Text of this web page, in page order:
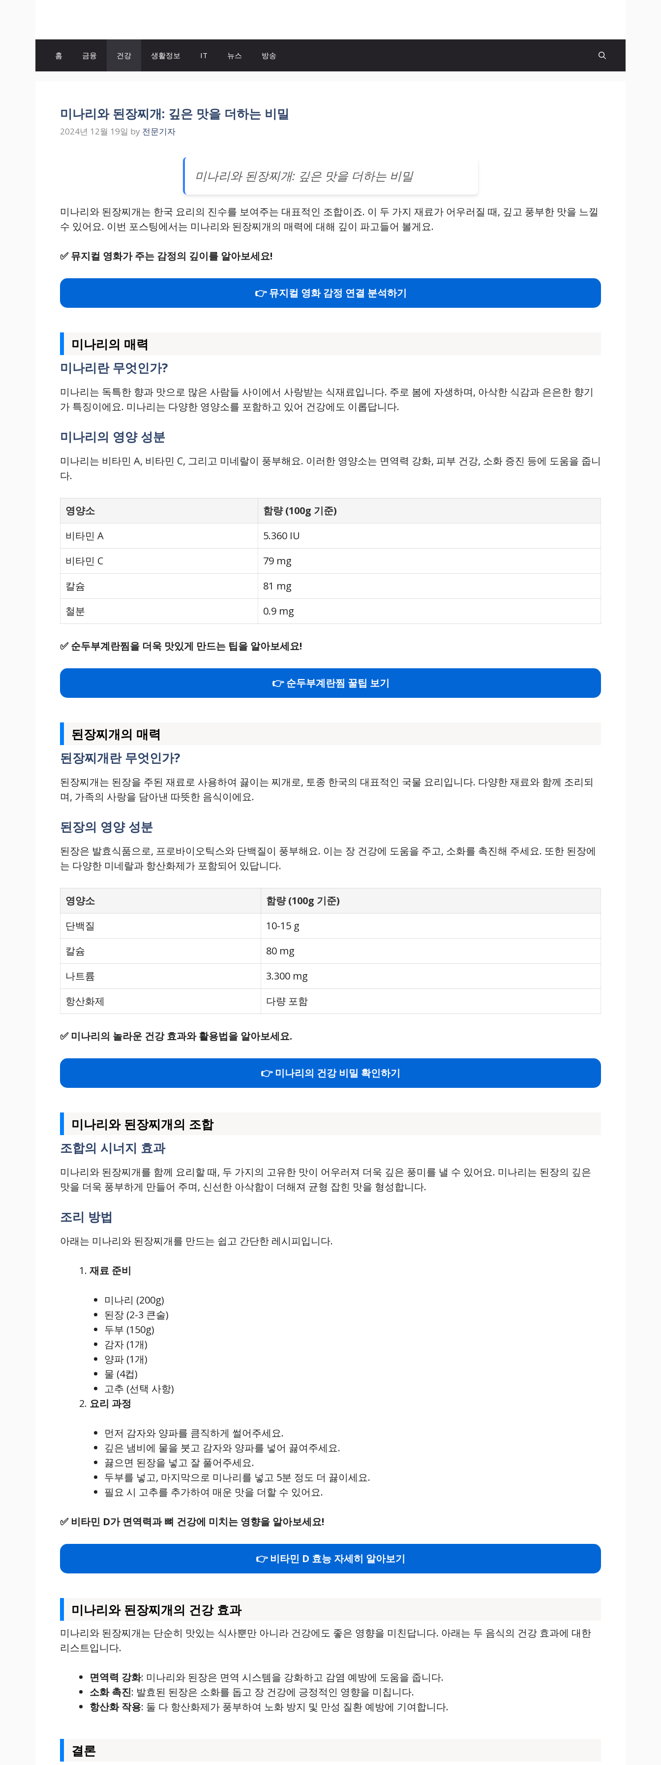
content
홈 금융 건강 생활정보 IT 뉴스 방송
미나리와 된장찌개: 깊은 맛을 더하는 비밀
2024년 12월 19일 by 전문기자
미나리와 된장찌개: 깊은 맛을 더하는 비밀
미나리와 된장찌개는 한국 요리의 진수를 보여주는 대표적인 조합이죠. 이 두 가지 재료가 어우러질 때, 깊고 풍부한 맛을 느낄
수 있어요. 이번 포스팅에서는 미나리와 된장찌개의 매력에 대해 깊이 파고들어 볼게요.
✅ 뮤지컬 영화가 주는 감정의 깊이를 알아보세요!
👉 뮤지컬 영화 감정 연결 분석하기
미나리의 매력
미나리란 무엇인가?
미나리는 독특한 향과 맛으로 많은 사람들 사이에서 사랑받는 식재료입니다. 주로 봄에 자생하며, 아삭한 식감과 은은한 향기
가 특징이에요. 미나리는 다양한 영양소를 포함하고 있어 건강에도 이롭답니다.
미나리의 영양 성분
미나리는 비타민 A, 비타민 C, 그리고 미네랄이 풍부해요. 이러한 영양소는 면역력 강화, 피부 건강, 소화 증진 등에 도움을 줍니
다.
영양소
함량 (100g 기준)
비타민 A
5.360 IU
비타민 C
79 mg
칼슘
81 mg
철분
0.9 mg
✅ 순두부계란찜을 더욱 맛있게 만드는 팁을 알아보세요!
👉 순두부계란찜 꿀팁 보기
된장찌개의 매력
된장찌개란 무엇인가?
된장찌개는 된장을 주된 재료로 사용하여 끓이는 찌개로, 토종 한국의 대표적인 국물 요리입니다. 다양한 재료와 함께 조리되
며, 가족의 사랑을 담아낸 따뜻한 음식이에요.
된장의 영양 성분
된장은 발효식품으로, 프로바이오틱스와 단백질이 풍부해요. 이는 장 건강에 도움을 주고, 소화를 촉진해 주세요. 또한 된장에
는 다양한 미네랄과 항산화제가 포함되어 있답니다.
영양소
함량 (100g 기준)
단백질
10-15 g
칼슘
80 mg
나트륨
3.300 mg
항산화제
다량 포함
✅ 미나리의 놀라운 건강 효과와 활용법을 알아보세요.
👉 미나리의 건강 비밀 확인하기
미나리와 된장찌개의 조합
조합의 시너지 효과
미나리와 된장찌개를 함께 요리할 때, 두 가지의 고유한 맛이 어우러져 더욱 깊은 풍미를 낼 수 있어요. 미나리는 된장의 깊은
맛을 더욱 풍부하게 만들어 주며, 신선한 아삭함이 더해져 균형 잡힌 맛을 형성합니다.
조리 방법
아래는 미나리와 된장찌개를 만드는 쉽고 간단한 레시피입니다.
재료 준비
미나리 (200g)
된장 (2-3 큰술)
두부 (150g)
감자 (1개)
양파 (1개)
물 (4컵)
고추 (선택 사항)
요리 과정
먼저 감자와 양파를 큼직하게 썰어주세요.
깊은 냄비에 물을 붓고 감자와 양파를 넣어 끓여주세요.
끓으면 된장을 넣고 잘 풀어주세요.
두부를 넣고, 마지막으로 미나리를 넣고 5분 정도 더 끓이세요.
필요 시 고추를 추가하여 매운 맛을 더할 수 있어요.
✅ 비타민 D가 면역력과 뼈 건강에 미치는 영향을 알아보세요!
👉 비타민 D 효능 자세히 알아보기
미나리와 된장찌개의 건강 효과
미나리와 된장찌개는 단순히 맛있는 식사뿐만 아니라 건강에도 좋은 영향을 미친답니다. 아래는 두 음식의 건강 효과에 대한
리스트입니다.
면역력 강화: 미나리와 된장은 면역 시스템을 강화하고 감염 예방에 도움을 줍니다.
소화 촉진: 발효된 된장은 소화를 돕고 장 건강에 긍정적인 영향을 미칩니다.
항산화 작용: 둘 다 항산화제가 풍부하여 노화 방지 및 만성 질환 예방에 기여합니다.
결론